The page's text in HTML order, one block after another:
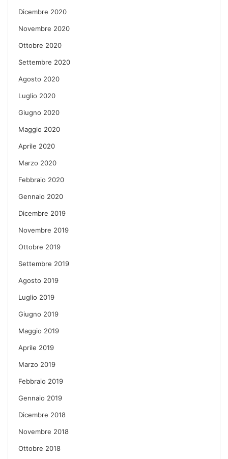
Dicembre 2020
Novembre 2020
Ottobre 2020
Settembre 2020
Agosto 2020
Luglio 2020
Giugno 2020
Maggio 2020
Aprile 2020
Marzo 2020
Febbraio 2020
Gennaio 2020
Dicembre 2019
Novembre 2019
Ottobre 2019
Settembre 2019
Agosto 2019
Luglio 2019
Giugno 2019
Maggio 2019
Aprile 2019
Marzo 2019
Febbraio 2019
Gennaio 2019
Dicembre 2018
Novembre 2018
Ottobre 2018